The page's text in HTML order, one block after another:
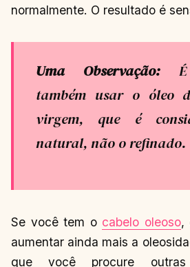
normalmente. O resultado é
Uma Observação: É
também usar o óleo
virgem, que é
natural, não o refinado.
Se você tem o cabelo oleoso,
aumentar ainda mais a
que você procure